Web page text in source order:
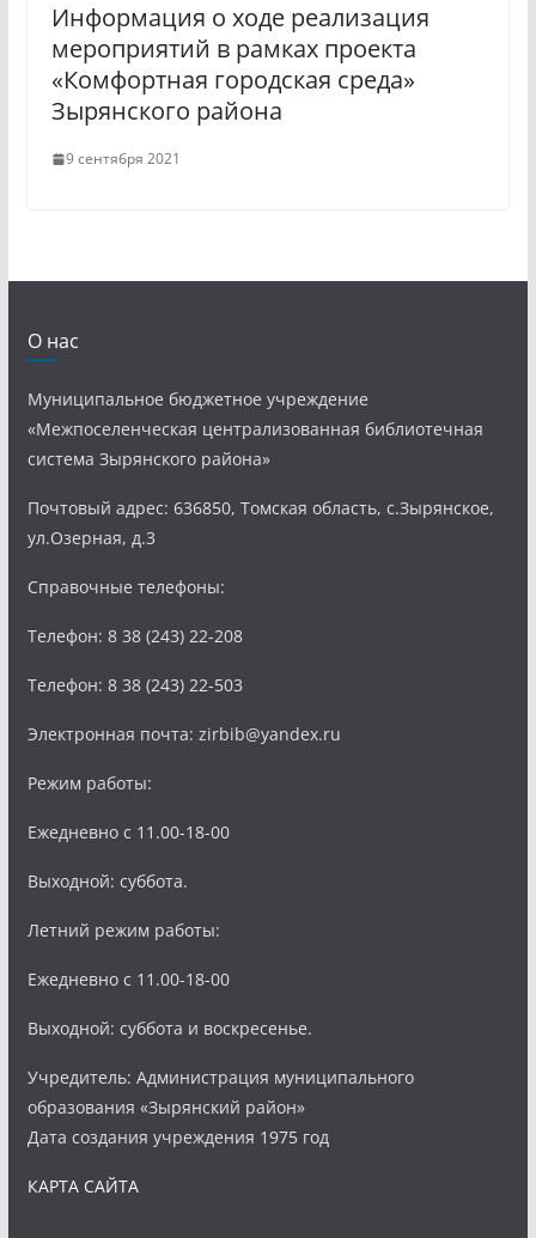
Информация о ходе реализация
мероприятий в рамках проекта
«Комфортная городская среда»
Зырянского района
9 сентября 2021
О нас
Муниципальное бюджетное учреждение
«Межпоселенческая централизованная библиотечная
система Зырянского района»
Почтовый адрес: 636850, Томская область, с.Зырянское,
ул.Озерная, д.3
Справочные телефоны:
Телефон: 8 38 (243) 22-208
Телефон: 8 38 (243) 22-503
Электронная почта: zirbib@yandex.ru
Режим работы:
Ежедневно с 11.00-18-00
Выходной: суббота.
Летний режим работы:
Ежедневно с 11.00-18-00
Выходной: суббота и воскресенье.
Учредитель: Администрация муниципального
образования «Зырянский район»
Дата создания учреждения 1975 год
КАРТА САЙТА